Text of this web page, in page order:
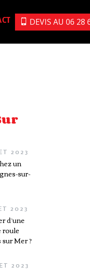
DEVIS AU 06 28
2023
un
sur-
2023
d’une
Mer ?
2023